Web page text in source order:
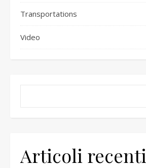
Transportations
Video
Articoli recenti